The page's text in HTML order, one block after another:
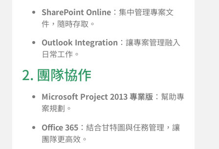
SharePoint Online ：集中管理專案文
件，隨時存取。
Outlook Integration ：讓專案管理融入
日常工作。
2. 團隊協作
Microsoft Project 2013 專業版 ：幫助專
案規劃。
Office 365 ：結合甘特圖與任務管理，讓
團隊更高效。